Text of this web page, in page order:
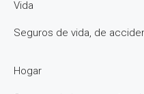
Vida
Seguros de vida, de
Hogar